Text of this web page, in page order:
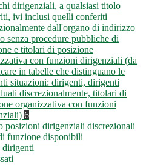
dirigenziali, a qualsiasi titolo
ivi inclusi quelli conferiti
dall'organo di indirizzo
senza procedure pubbliche di
e titolari di posizione
con funzioni dirigenziali (da
in tabelle che distinguano le
situazioni: dirigenti, dirigenti
discrezionalmente, titolari di
organizzativa con funzioni
6
posizioni dirigenziali discrezionali
funzione disponibili
dirigenti